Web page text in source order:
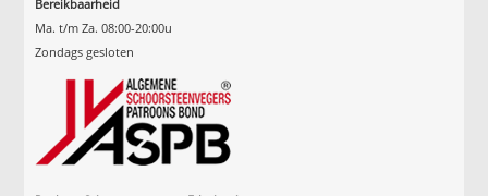
Bereikbaarheid
Ma. t/m Za. 08:00-20:00u
Zondags gesloten